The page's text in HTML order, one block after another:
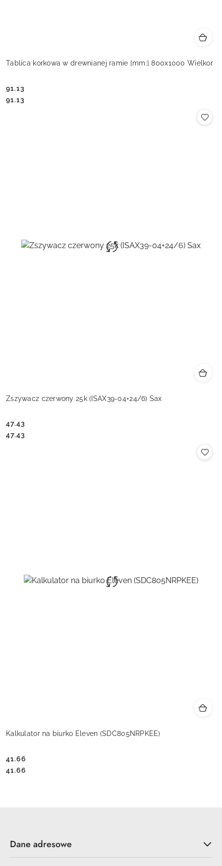
Tablica korkowa w drewnianej ramie [mm:] 800x1000 Wielkor
Cena:
91.13
Cena:
91.13
Zszywacz czerwony 25k (ISAX39-04+24/6) Sax
Cena:
47.43
Cena:
47.43
Kalkulator na biurko Eleven (SDC805NRPKEE)
Cena:
41.66
Cena:
41.66
Dane adresowe